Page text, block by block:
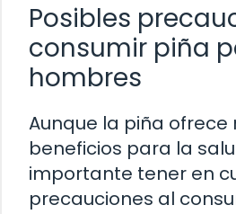
Posibles
consumir piña
hombres
Aunque la piña ofrece
beneficios para la
importante tener en
precauciones al